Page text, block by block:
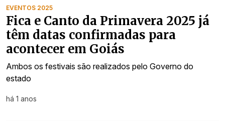
EVENTOS 2025
Fica e Canto da Primavera 2025 já
têm datas confirmadas para
acontecer em Goiás
Ambos os festivais são realizados pelo Governo do
estado
há 1 anos